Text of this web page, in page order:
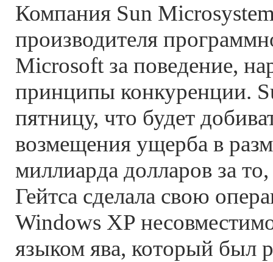
Компания Sun
производителя
Microsoft за поведение,
принципы конкуренции.
пятницу, что будет
возмещения ущерба в
миллиарда долларов за
Гейтса сделала свою
Windows XP
языком ява, который был